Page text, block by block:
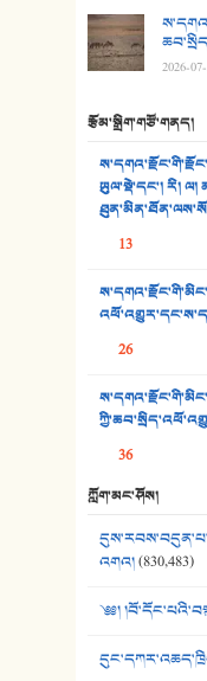
30.
31.
32. ཨ་མ།
33.
34.
36.
38.
2026-
རྩོམ་སྒྲིག་གཙོ་གནད།
ཡུལ་སྡེ་དང་། རི།
13
26
36
ཀློག་མང་ཤོས།
འགའ།(830,483)
༄༅།